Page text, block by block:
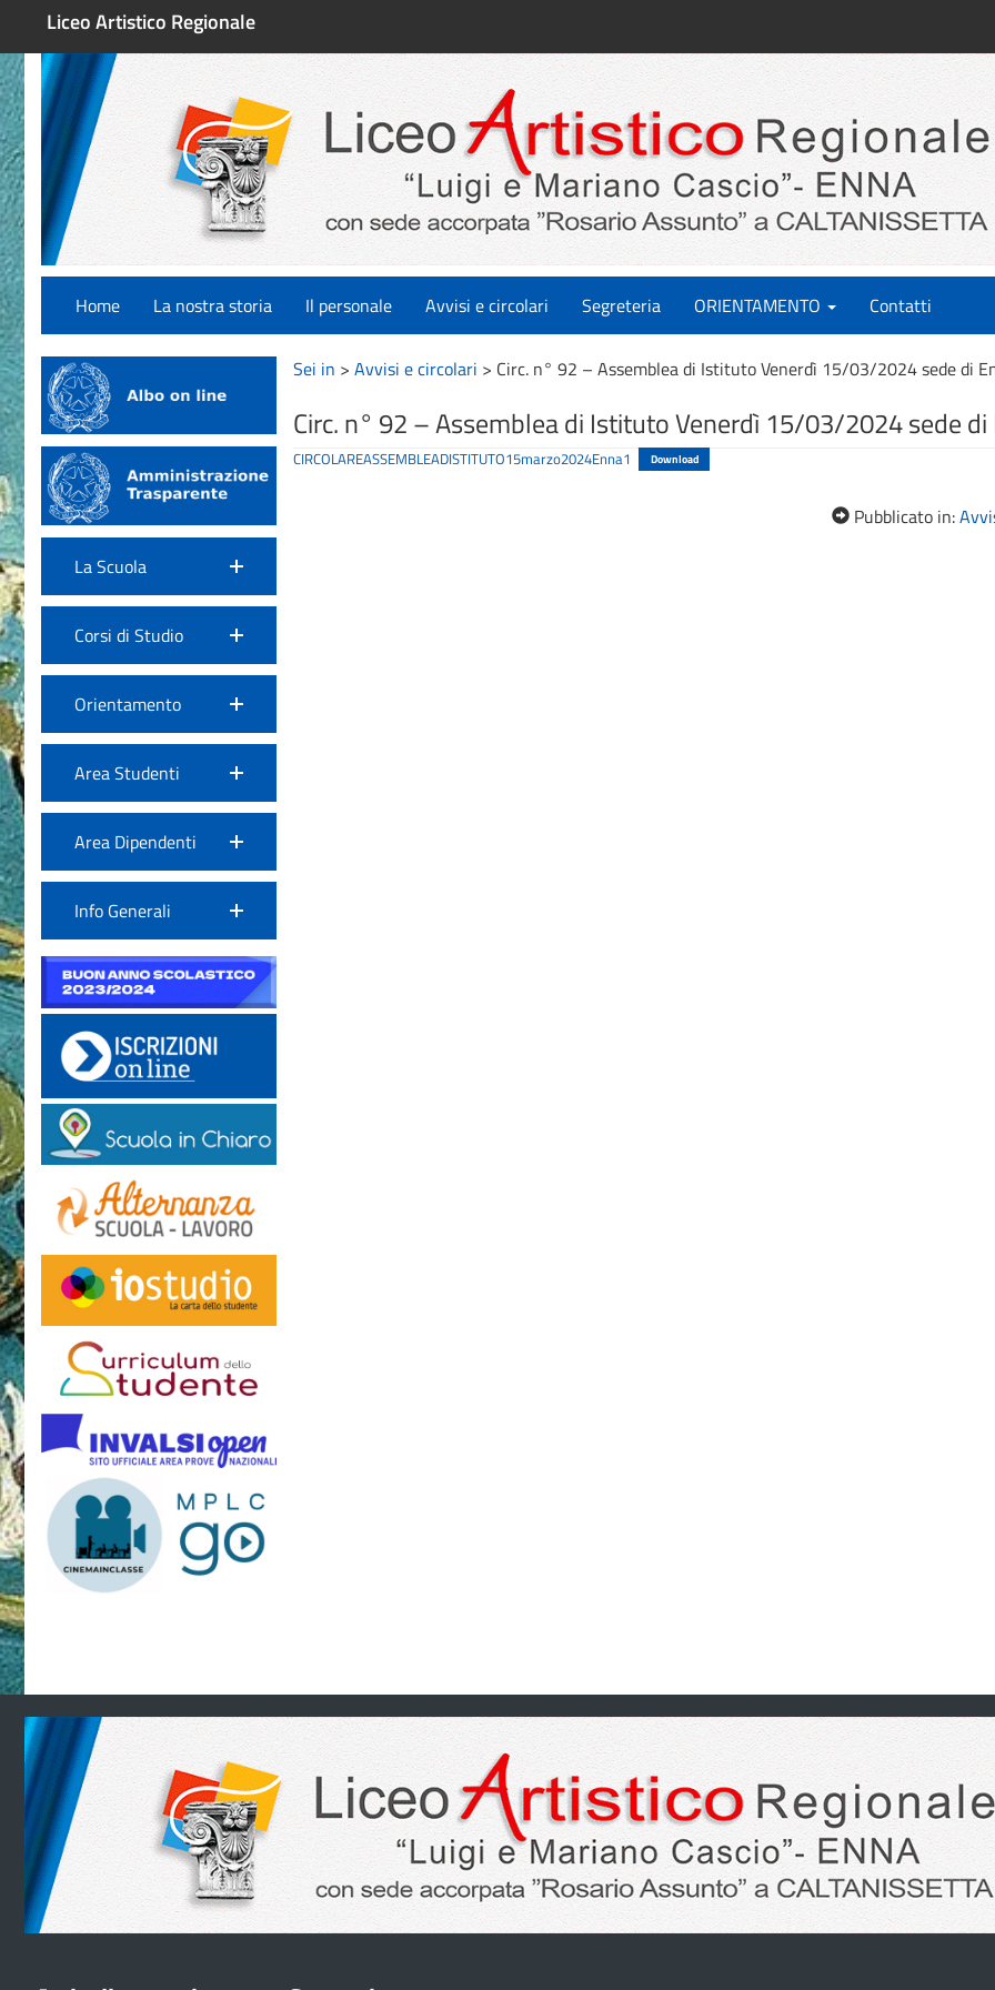
Liceo Artistico Regionale
Home La nostra storia Il personale Avvisi e circolari Segreteria ORIENTAMENTO Contatti
La Scuola
Corsi di Studio
Orientamento
Area Studenti
Area Dipendenti
Info Generali
Sei in > Avvisi e circolari > Circ. n° 92 – Assemblea di Istituto Venerdì 15/03/2024 sede di
Circ. n° 92 – Assemblea di Istituto Venerdì 15/03/2024 sede di
CIRCOLAREASSEMBLEADISTITUTO15marzo2024Enna1 Download
Pubblicato in: